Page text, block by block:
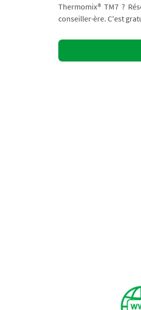
Thermomix® TM7 ?
conseiller·ère. C'est